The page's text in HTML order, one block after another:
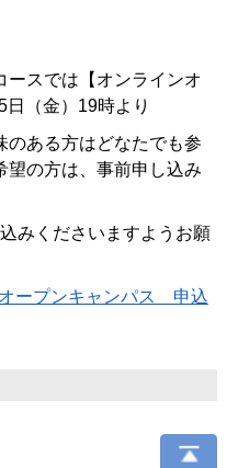
ースでは【オンラインオ
（金）19時より
のある方はどなたでも参
望の方は、事前申し込み
みくださいますようお願
ープンキャンパス 申込